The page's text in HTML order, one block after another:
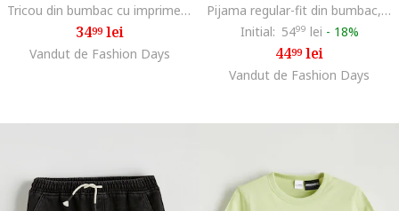
Tricou din bumbac cu imprimeu Sponge Bob, Galben/Verde pal/Albastru
3499lei
Vandut de Fashion Days
Pijama regular-fit din bumbac, Alb/Albastru royal
Initial: 5499 lei - 18%
4499lei
Vandut de Fashion Days